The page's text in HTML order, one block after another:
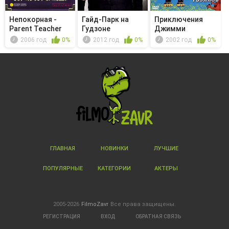
Непокорная -
Parent Teacher
Night2006 год 0%
Гайд-Парк на
Гудзоне
2012 год 0%
Приключения
Джимми
Нейтрона,
2002 год 0%
ГЛАВНАЯ НОВИНКИ ЛУЧШИЕ
ПОПУЛЯРНЫЕ КАТЕГОРИИ АКТЕРЫ
2005-2026 FilmoZavr Все права защищены.
РЕГИСТРАЦИЯ ВХОД ОБРАТНАЯ СВЯЗЬ